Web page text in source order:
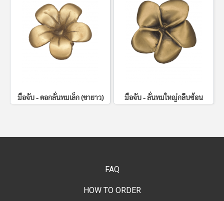
มือจับ - ดอกลั่นทมเล็ก (ขายาว) มือจับ - ลั่นทมใหญ่กลีบซ้อน
FAQ
HOW TO ORDER